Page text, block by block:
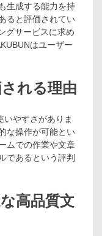
生成する能力を持
ると評価されてい
グサービスに求め
はユーザー
れる理由
いやすさがありま
な操作が可能とい
ムでの作業や文章
であるという評判
高品質文